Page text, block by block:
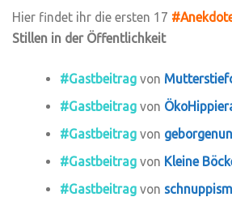
Hier findet ihr die ersten 17
Stillen in der Öffentlichkeit
#Gastbeitrag von
#Gastbeitrag von
#Gastbeitrag von
#Gastbeitrag von Kleine
#Gastbeitrag von